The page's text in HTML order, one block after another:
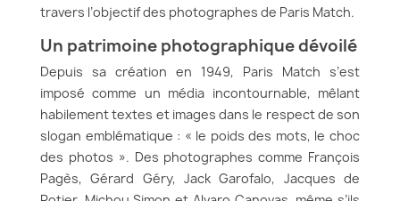
travers l’objectif des photographes de Paris Match.
Un patrimoine photographique dévoilé
Depuis sa création en 1949, Paris Match s’est
imposé comme un média incontournable, mêlant
habilement textes et images dans le respect de son
slogan emblématique : « le poids des mots, le choc
des photos ». Des photographes comme François
Pagès, Gérard Géry, Jack Garofalo, Jacques de